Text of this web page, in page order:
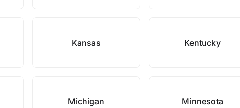
Kansas Kentucky
Michigan Minnesota